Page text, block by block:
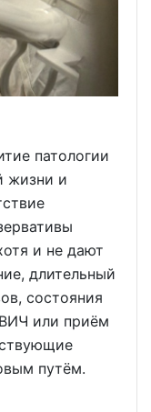
патологии
жизни и
и не дают
длительный
состояния
или приём
путём.